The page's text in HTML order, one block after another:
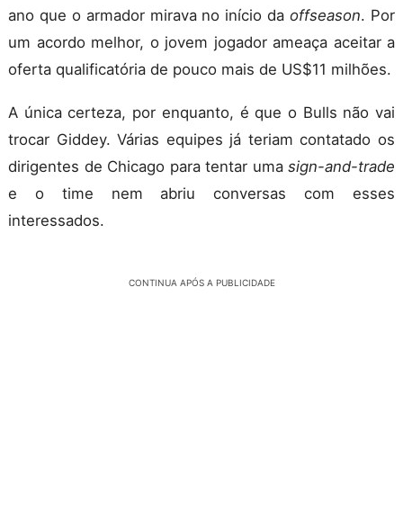
ano que o armador mirava no início daoffseason. Por
um acordo melhor, o jovem jogador ameaça aceitar a
oferta qualificatória de pouco mais de US$11 milhões.
A única certeza, por enquanto, é que o Bulls não vai
trocar Giddey. Várias equipes já teriam contatado os
dirigentes de Chicago para tentar uma sign-and-trade
e o time nem abriu conversas com esses
interessados.
CONTINUA APÓS A PUBLICIDADE